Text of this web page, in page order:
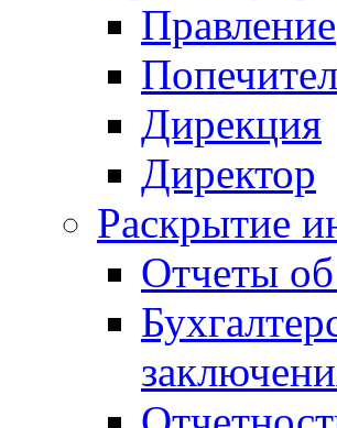
Правление
Дирекция
Директор
Раскрытие
Отчеты